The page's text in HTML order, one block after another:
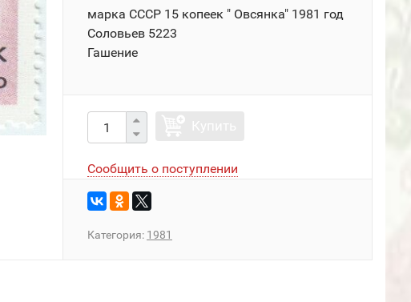
марка СССР 15 копеек " Овсянка" 1981 год
Соловьев 5223
Гашение
Сообщить о поступлении
Категория: 1981